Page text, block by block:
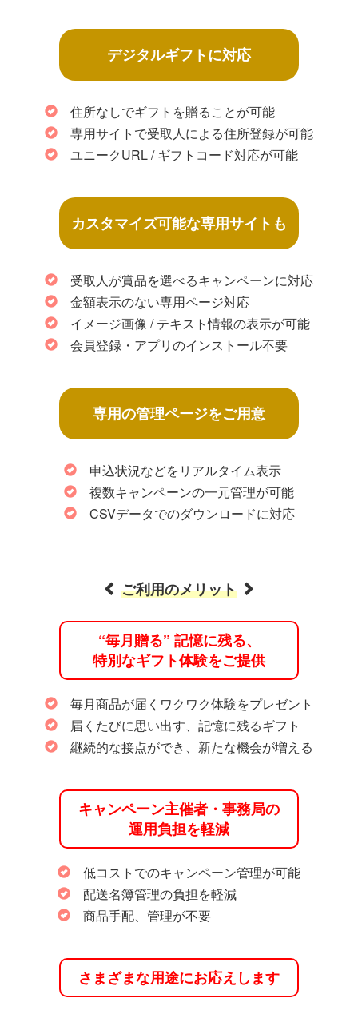
デジタルギフトに対応
住所なしでギフトを贈ることが可能
専用サイトで受取人による住所登録が可能
ユニークURL / ギフトコード対応が可能
カスタマイズ可能な専用サイトも
受取人が賞品を選べるキャンペーンに対応
金額表示のない専用ページ対応
イメージ画像 / テキスト情報の表示が可能
会員登録・アプリのインストール不要
専用の管理ページをご用意
申込状況などをリアルタイム表示
複数キャンペーンの一元管理が可能
CSVデータでのダウンロードに対応
ご利用のメリット
“毎月贈る” 記憶に残る、
特別なギフト体験をご提供
毎月商品が届くワクワク体験をプレゼント
届くたびに思い出す、記憶に残るギフト
継続的な接点ができ、新たな機会が増える
キャンペーン主催者・事務局の
運用負担を軽減
低コストでのキャンペーン管理が可能
配送名簿管理の負担を軽減
商品手配、管理が不要
さまざまな用途にお応えします